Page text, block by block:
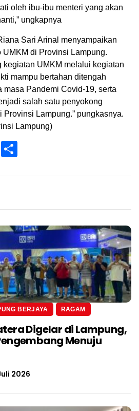
oleh ibu-ibu menteri yang akan
ungkapnya
Sari Arinal menyampaikan
di Provinsi Lampung.
kegiatan UMKM melalui kegiatan
mampu bertahan ditengah
masa Pandemi Covid-19, serta
salah satu penyokong
Provinsi Lampung.” pungkasnya.
Lampung)
WhatsApp
BERJAYA RAGAM
Digelar di Lampung,
Menuju
2026